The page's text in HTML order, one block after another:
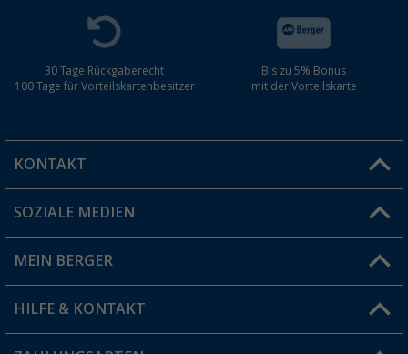
30 Tage Rückgaberecht
100 Tage für Vorteilskartenbesitzer
Bis zu 5% Bonus
mit der Vorteilskarte
KONTAKT
Du hast eine Frage?
Filiale finden
SOZIALE MEDIEN
MEIN BERGER
Vorteilskarte
Blog
HILFE & KONTAKT